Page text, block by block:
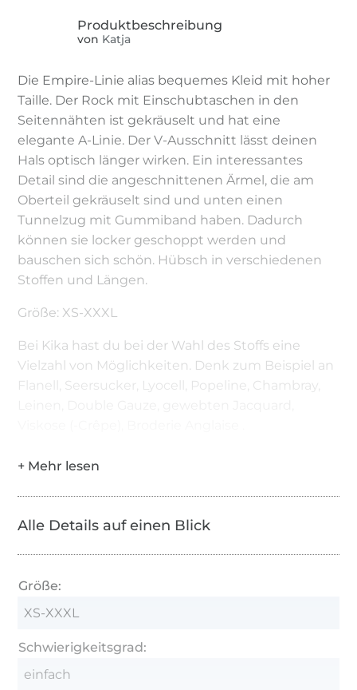
von Katja
Die Empire-Linie alias bequemes Kleid mit hoher
Taille. Der Rock mit Einschubtaschen in den
Seitennähten ist gekräuselt und hat eine
elegante A-Linie. Der V-Ausschnitt lässt deinen
Hals optisch länger wirken. Ein interessantes
Detail sind die angeschnittenen Ärmel, die am
Oberteil gekräuselt sind und unten einen
Tunnelzug mit Gummiband haben. Dadurch
können sie locker geschoppt werden und
bauschen sich schön. Hübsch in verschiedenen
Stoffen und Längen.
Größe: XS-XXXL
Bei Kika hast du bei der Wahl des Stoffs eine
Vielzahl von Möglichkeiten. Denk zum Beispiel an
Flanell, Seersucker, Lyocell, Popeline, Chambray,
Alle Details auf einen Blick
Größe:
XS-XXXL
Schwierigkeitsgrad:
einfach